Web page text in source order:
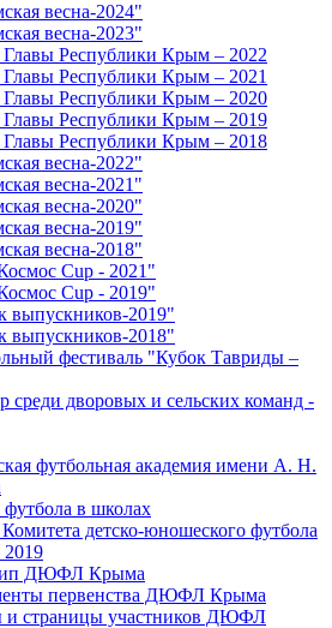
весна-2024"
весна-2023"
Республики Крым – 2022
Республики Крым – 2021
Республики Крым – 2020
Республики Крым – 2019
Республики Крым – 2018
весна-2022"
весна-2021"
весна-2020"
весна-2019"
весна-2018"
Cup - 2021"
Cup - 2019"
выпускников-2019"
выпускников-2018"
фестиваль "Кубок Тавриды –
среди дворовых и сельских команд -
футбольная академия имени А. Н.
в школах
детско-юношеского футбола
ДЮФЛ Крыма
первенства ДЮФЛ Крыма
и страницы участников ДЮФЛ